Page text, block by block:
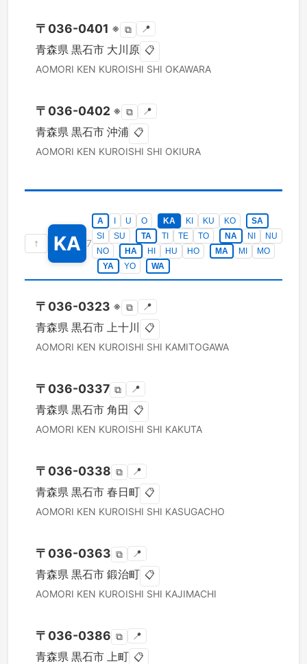
〒 036-0401 ※ ⧉ 📍
青森県 黒石市 大川原 📋
AOMORI KEN KUROISHI SHI OKAWARA
〒 036-0402 ※ ⧉ 📍
青森県 黒石市 沖浦 📋
AOMORI KEN KUROISHI SHI OKIURA
↑ KA 7
A U O KA KI KU KO
SA
SI
SU TA TI TE TO NA NI
NU
NO
HA HI HU HO MA MI
MO
YA
YO WA
〒 036-0323 ※ ⧉ 📍
青森県 黒石市 上十川 📋
AOMORI KEN KUROISHI SHI KAMITOGAWA
〒 036-0337 ⧉ 📍
青森県 黒石市 角田 📋
AOMORI KEN KUROISHI SHI KAKUTA
〒 036-0338 ⧉ 📍
青森県 黒石市 春日町 📋
AOMORI KEN KUROISHI SHI KASUGACHO
〒 036-0363 ⧉ 📍
青森県 黒石市 鍛治町 📋
AOMORI KEN KUROISHI SHI KAJIMACHI
〒 036-0386 ⧉ 📍
青森県 黒石市 上町 📋